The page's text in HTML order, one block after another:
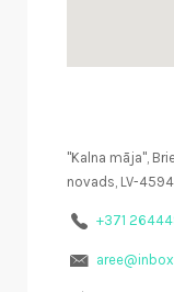
"Kalna māja",
novads, LV-4594
+371